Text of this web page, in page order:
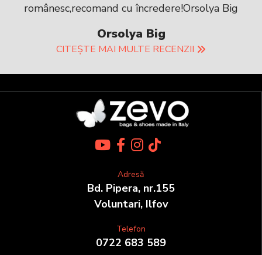
românesc,recomand cu încredere!Orsolya Big
Orsolya Big
CITEȘTE MAI MULTE RECENZII
Adresă
Bd. Pipera, nr.155
Voluntari, Ilfov
Telefon
0722 683 589